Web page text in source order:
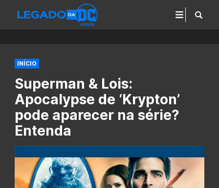
INÍCIO
Superman & Lois:
Apocalypse de ‘Krypton’
pode aparecer na série?
Entenda